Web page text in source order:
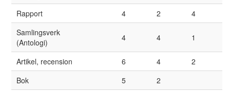
Rapport 4 2 4
Samlingsverk
(Antologi)
4 4 1
Artikel, recension 6 4 2
Bok
5 2